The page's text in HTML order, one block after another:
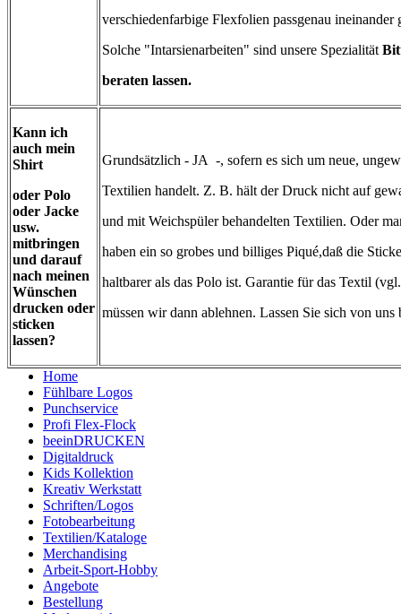
verschiedenfarbige Flexfolien passgenau ineinander
Solche "Intarsienarbeiten" sind unsere Spezialität
beraten lassen.
Kann ich
auch mein
Shirt
oder Polo
oder Jacke
usw.
mitbringen
und darauf
nach meinen
Wünschen
drucken oder
sticken
lassen?
Grundsätzlich - JA -, sofern es sich um neue,
Textilien handelt. Z. B. hält der Druck nicht auf
und mit Weichspüler behandelten Textilien. Oder
haben ein so grobes und billiges Piqué,daß die
haltbarer als das Polo ist. Garantie für das Textil
müssen wir dann ablehnen. Lassen Sie sich von uns
Home
Fühlbare Logos
Punchservice
Profi Flex-Flock
beeinDRUCKEN
Digitaldruck
Kids Kollektion
Kreativ Werkstatt
Schriften/Logos
Fotobearbeitung
Textilien/Kataloge
Merchandising
Arbeit-Sport-Hobby
Angebote
Bestellung